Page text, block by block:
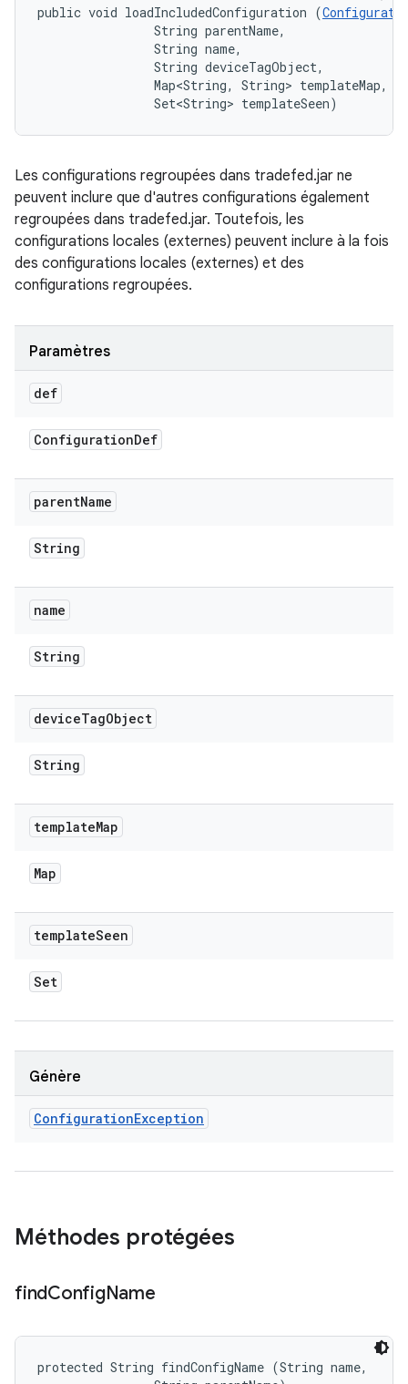
public void loadIncludedConfiguration (
                String parentName,
                String name,
                String deviceTagObject,
                Map<String, String> templateMap,
                Set<String> templateSeen)
Les configurations regroupées dans tradefed.jar ne
peuvent inclure que d'autres configurations également
regroupées dans tradefed.jar. Toutefois, les
configurations locales (externes) peuvent inclure à la fois
des configurations locales (externes) et des
configurations regroupées.
Paramètres
def
ConfigurationDef
parentName
String
name
String
deviceTagObject
String
templateMap
Map
templateSeen
Set
Génère
ConfigurationException
Méthodes protégées
findConfigName
protected String findConfigName (String name,